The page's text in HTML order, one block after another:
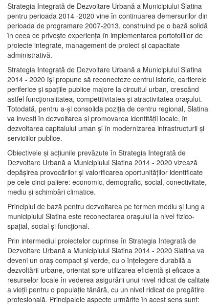
Strategia Integrată de Dezvoltare Urbană a Municipiului Slatina
pentru perioada 2014 -2020 vine în continuarea demersurilor din
perioada de programare 2007-2013, construind pe o bază solidă
în ceea ce priveşte experienţa în implementarea portofoliilor de
proiecte integrate, management de proiect și capacitate
administrativă.
Strategia Integrată de Dezvoltare Urbană a Municipiului Slatina
2014 - 2020 își propune să reconecteze centrul istoric, cartierele
periferice şi spaţiile publice majore la circuitul urban, crescând
astfel funcţionalitatea, competitivitatea şi atractivitatea oraşului.
Totodată, pentru a-şi consolida poziţia de centru regional, Slatina
va investi în dezvoltarea şi promovarea identităţii locale, în
dezvoltarea capitalului uman şi în modernizarea infrastructurii şi
serviciilor publice.
Obiectivele şi acţiunile prevăzute în Strategia Integrată de
Dezvoltare Urbană a Municipiului Slatina 2014 - 2020 vizează
depășirea provocărilor şi valorificarea oportunităţilor identificate
pe cele cinci paliere: economic, demografic, social, conectivitate,
mediu şi schimbări climatice.
Principiul de bază pentru dezvoltarea pe termen mediu şi lung a
municipiului Slatina este reconectarea oraşului la nivel fizico-
spaţial, social şi funcţional.
Prin intermediul proiectelor cuprinse în Strategia Integrată de
Dezvoltare Urbană a Municipiului Slatina 2014 - 2020 Slatina va
deveni un oraş compact şi verde, cu o înţelegere durabilă a
dezvoltării urbane, orientat spre utilizarea eficientă şi eficace a
resurselor locale în vederea asigurării unui nivel ridicat de calitate
a vieţii pentru o populaţie tânără, cu un nivel ridicat de pregătire
profesională. Principalele aspecte urmărite în acest sens sunt: